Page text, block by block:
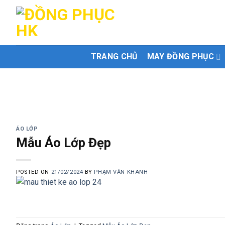
content
TRANG CHỦ MAY ĐỒNG PHỤC
ÁO LỚP
Mẫu Áo Lớp Đẹp
POSTED ON 21/02/2024 BY PHẠM VĂN KHANH